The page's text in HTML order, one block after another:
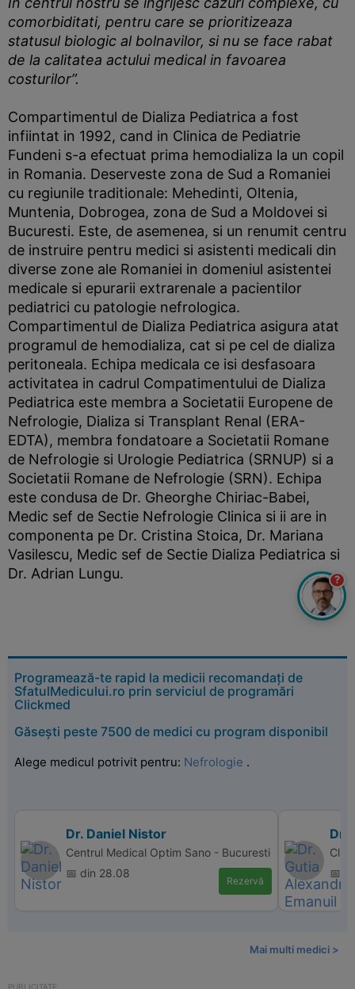
comorbiditati, pentru care se prioritizeaza
statusul biologic al bolnavilor, si nu se face rabat
de la calitatea actului medical in favoarea
costurilor”.
Compartimentul de Dializa Pediatrica a fost
infiintat in 1992, cand in Clinica de Pediatrie
Fundeni s-a efectuat prima hemodializa la un copil
in Romania. Deserveste zona de Sud a Romaniei
cu regiunile traditionale: Mehedinti, Oltenia,
Muntenia, Dobrogea, zona de Sud a Moldovei si
Bucuresti. Este, de asemenea, si un renumit centru
de instruire pentru medici si asistenti medicali din
diverse zone ale Romaniei in domeniul asistentei
medicale si epurarii extrarenale a pacientilor
pediatrici cu patologie nefrologica.
Compartimentul de Dializa Pediatrica asigura atat
programul de hemodializa, cat si pe cel de dializa
peritoneala. Echipa medicala ce isi desfasoara
activitatea in cadrul Compatimentului de Dializa
Pediatrica este membra a Societatii Europene de
Nefrologie, Dializa si Transplant Renal (ERA-
EDTA), membra fondatoare a Societatii Romane
de Nefrologie si Urologie Pediatrica (SRNUP) si a
Societatii Romane de Nefrologie (SRN). Echipa
este condusa de Dr. Gheorghe Chiriac-Babei,
Medic sef de Sectie Nefrologie Clinica si ii are in
componenta pe Dr. Cristina Stoica, Dr. Mariana
Vasilescu, Medic sef de Sectie Dializa Pediatrica si
Dr. Adrian Lungu.
Programează-te rapid la medicii recomandați de
SfatulMedicului.ro prin serviciul de programări
Clickmed
Găsești peste 7500 de medici cu program disponibil
Alege medicul potrivit pentru: Nefrologie .
Dr. Daniel Nistor
Centrul Medical Optim Sano - Bucuresti
📅 din 28.08
Rezervă
Dr.
📅
Mai multi medici >
?